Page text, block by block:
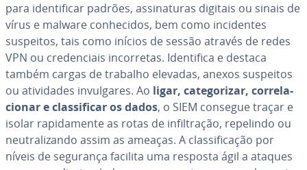
para iden­ti­fi­car padrões, as­si­na­tu­ras digitais ou sinais de
vírus e malware co­nhe­ci­dos, bem como in­ci­den­tes
suspeitos, tais como inícios de sessão através de redes
VPN ou cre­den­ci­ais in­cor­re­tas. Iden­ti­fica e destaca
também cargas de trabalho elevadas, anexos suspeitos
ou ati­vi­da­des in­vul­ga­res. Ao ligar, ca­te­go­ri­zar, cor­re­la­
ci­o­nar e clas­si­fi­car os dados, o SIEM consegue traçar e
isolar ra­pi­da­mente as rotas de in­fil­tra­ção, repelindo ou
neu­tra­li­zando assim as ameaças. A clas­si­fi­ca­ção por
níveis de segurança facilita uma resposta ágil a ataques